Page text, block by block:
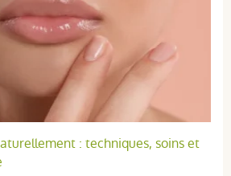
le 02 septembre 2025 suite à une
: techniques, soins et